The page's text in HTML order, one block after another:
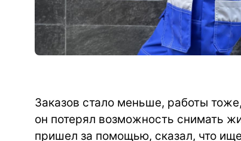
Заказов стало меньше, работы
он потерял возможность снимать
пришел за помощью, сказал, что